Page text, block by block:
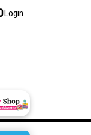
Login